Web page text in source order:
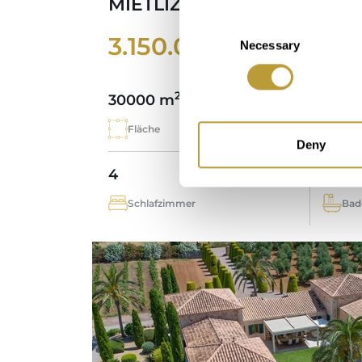
Selection
Necessary
Deny
MIETLIZENZ
3.150.000 €
30000 m2
Fläche
4
Schlafzimmer
3